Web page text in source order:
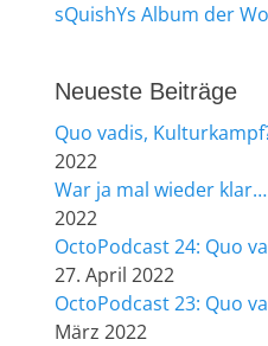
sQuishYs Album der
Neueste Beiträge
Quo vadis,
2022
War ja mal wieder klar…
2022
OctoPodcast 24: Quo
27. April 2022
OctoPodcast 23: Quo
März 2022